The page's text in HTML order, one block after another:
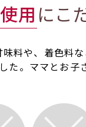
用にこ
料や、着色料
。ママとお子